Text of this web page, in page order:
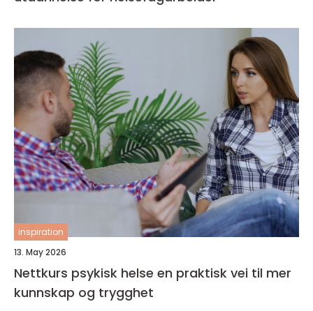
inspiration
13. May 2026
Nettkurs psykisk helse en praktisk vei til mer
kunnskap og trygghet